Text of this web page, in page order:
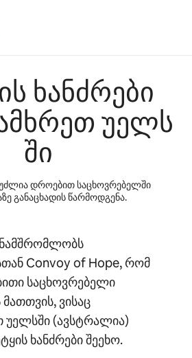
ხანძრები
უელს
ში
დროებით საცხოვრებელში
განაცხადის წარმოდგენა.
Convoy of Hope, რომ
საცხოვრებელი
ვისაც
უელსში (ავსტრალია)
ხანძრები შეეხო.